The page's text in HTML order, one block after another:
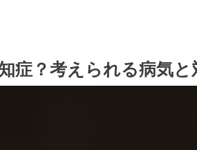
症？考えられる病気と